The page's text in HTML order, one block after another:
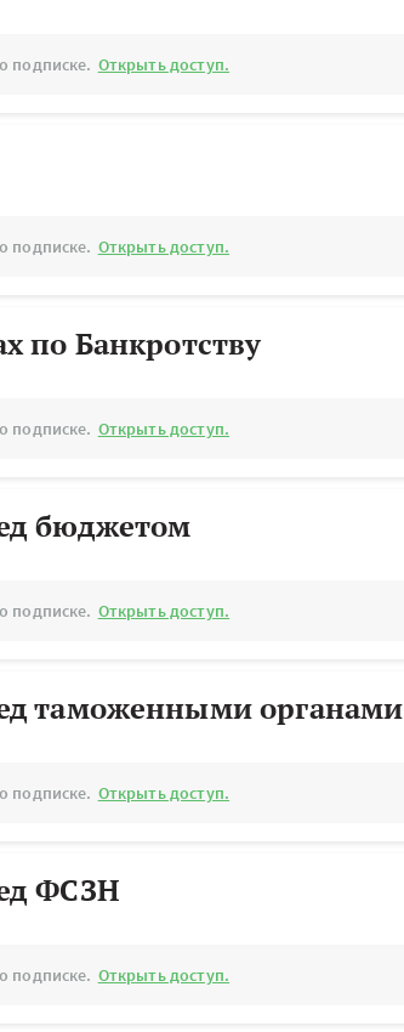
подписке. Открыть доступ.
подписке. Открыть доступ.
по Банкротству
подписке. Открыть доступ.
бюджетом
подписке. Открыть доступ.
таможенными органами
подписке. Открыть доступ.
ФСЗН
подписке. Открыть доступ.